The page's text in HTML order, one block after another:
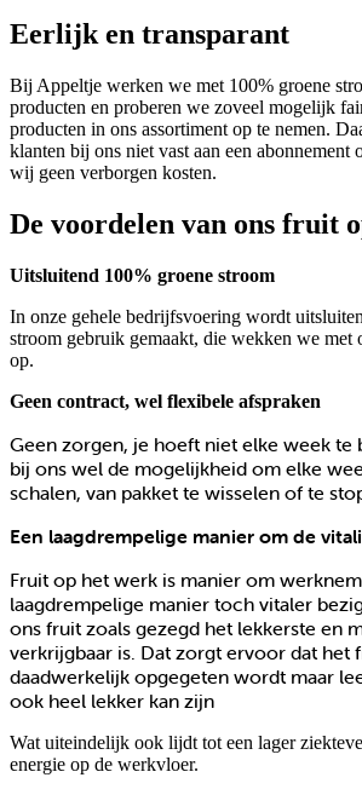
Eerlijk en transparant
Bij Appeltje werken we met 100% groene
producten en proberen we zoveel mogelijk
producten in ons assortiment op te nemen.
klanten bij ons niet vast aan een abonnement
wij geen verborgen kosten.
De voordelen van ons fruit
Uitsluitend 100% groene stroom
In onze gehele bedrijfsvoering wordt
stroom gebruik gemaakt, die wekken we met
op.
Geen contract, wel flexibele afspraken
Geen zorgen, je hoeft niet elke week te
bij ons wel de mogelijkheid om elke
schalen, van pakket te wisselen of te
Een laagdrempelige manier om de
Fruit op het werk is manier om
laagdrempelige manier toch vitaler
ons fruit zoals gezegd het lekkerste en
verkrijgbaar is. Dat zorgt ervoor dat het
daadwerkelijk opgegeten wordt maar
ook heel lekker kan zijn
Wat uiteindelijk ook lijdt tot een lager
energie op de werkvloer.